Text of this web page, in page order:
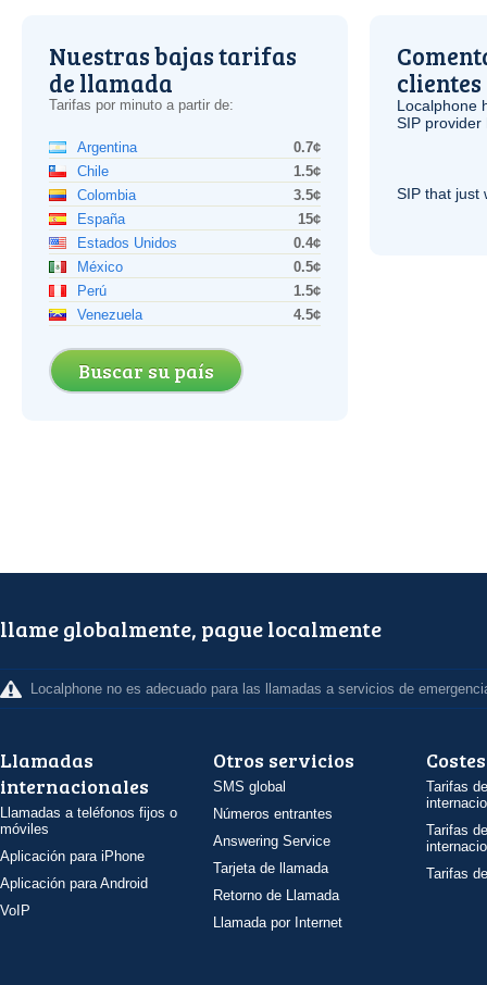
Nuestras bajas tarifas
de llamada
Tarifas por minuto a partir de:
Argentina
0.7¢
Chile
1.5¢
Colombia
3.5¢
España
15¢
Estados Unidos
0.4¢
México
0.5¢
Perú
1.5¢
Venezuela
4.5¢
Buscar su país
clientes
Localphone
SIP provider
SIP that just
llame globalmente, pague localmente
Localphone no es adecuado para las llamadas a servicios de
Llamadas
internacionales
Llamadas a teléfonos fijos o
móviles
Aplicación para iPhone
Aplicación para Android
VoIP
Otros servicios
SMS global
Números entrantes
Answering Service
Tarjeta de llamada
Retorno de Llamada
Llamada por Internet
Costes
Tarifas
Tarifas
Tarifas